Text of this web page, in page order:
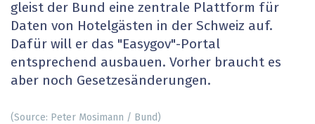
gleist der Bund eine zentrale Plattform für
Daten von Hotelgästen in der Schweiz auf.
Dafür will er das "Easygov"-Portal
entsprechend ausbauen. Vorher braucht es
aber noch Gesetzesänderungen.
(Source: Peter Mosimann / Bund)